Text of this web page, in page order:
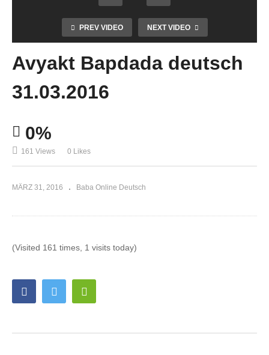
PREV VIDEO NEXT VIDEO
Avyakt Bapdada deutsch
31.03.2016
0%
161 Views 0 Likes
MÄRZ 31, 2016 Baba Online Deutsch
(Visited 161 times, 1 visits today)